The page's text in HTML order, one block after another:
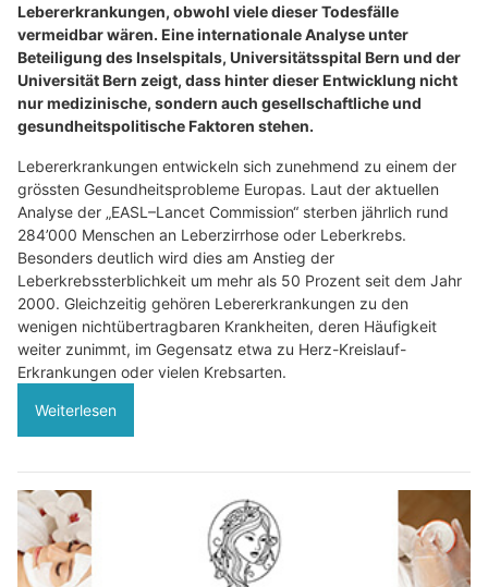
Lebererkrankungen, obwohl viele dieser Todesfälle
vermeidbar wären. Eine internationale Analyse unter
Beteiligung des Inselspitals, Universitätsspital Bern und der
Universität Bern zeigt, dass hinter dieser Entwicklung nicht
nur medizinische, sondern auch gesellschaftliche und
gesundheitspolitische Faktoren stehen.
Lebererkrankungen entwickeln sich zunehmend zu einem der
grössten Gesundheitsprobleme Europas. Laut der aktuellen
Analyse der „EASL–Lancet Commission“ sterben jährlich rund
284’000 Menschen an Leberzirrhose oder Leberkrebs.
Besonders deutlich wird dies am Anstieg der
Leberkrebssterblichkeit um mehr als 50 Prozent seit dem Jahr
2000. Gleichzeitig gehören Lebererkrankungen zu den
wenigen nichtübertragbaren Krankheiten, deren Häufigkeit
weiter zunimmt, im Gegensatz etwa zu Herz-Kreislauf-
Erkrankungen oder vielen Krebsarten.
Weiterlesen